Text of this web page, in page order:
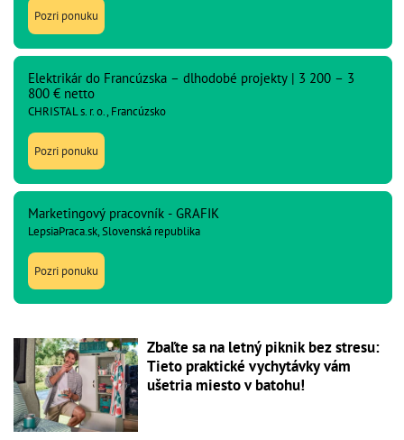
Pozri ponuku
Elektrikár do Francúzska – dlhodobé projekty | 3 200 – 3
800 € netto
CHRISTAL s. r. o., Francúzsko
Pozri ponuku
Marketingový pracovník - GRAFIK
LepsiaPraca.sk, Slovenská republika
Pozri ponuku
Zbaľte sa na letný piknik bez stresu:
Tieto praktické vychytávky vám
ušetria miesto v batohu!